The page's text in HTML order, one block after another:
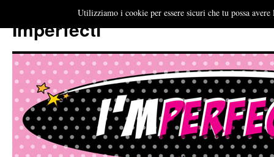
Imperfecti
Utilizziamo i cookie per essere sicuri che tu possa